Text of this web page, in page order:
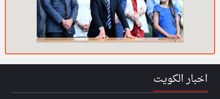
اخبار الكويت